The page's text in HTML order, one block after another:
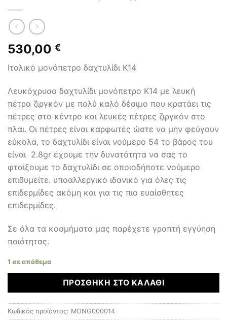
530,00 €
Ιταλικό μονόπετρο δαχτυλίδι Κ14
Λευκόχρυσο δαχτυλίδι μονόπετρο Κ14 με λευκή
πέτρα ζιργκόν με πολύ καλό δέσιμο που κρατάει τις
πέτρες στο κέντρο και λευκές πέτρες ζιργκόν στο
πλαι. Οι πέτρες είναι καρφωτές ώστε να μην φεύγουν
εύκολα, το δαχτυλίδι είναι νούμερο 54 το βάρος του
είναι 2.8gr έχουμε την δυνατότητα να σας το
φταίξουμε το δαχτυλίδι σε οποιοδήποτε νούμερο
επιθυμείτε. υποαλλεργικό ιδανικό για όλες τις
επιδερμίδες ακόμη και για τις πιο ευαίσθητες
επιδερμίδες.
Σε όλα τα κοσμήματα μας παρέχετε γραπτή εγγύηση
ποιότητας.
1 σε απόθεμα
ΠΡΟΣΘΉΚΗ ΣΤΟ ΚΑΛΆΘΙ
Κωδικός προϊόντος: MONG000014